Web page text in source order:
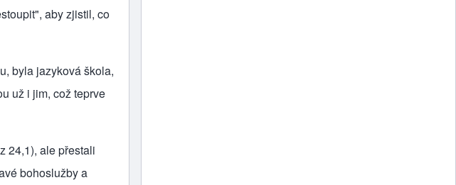
aby zjistil, co
byla jazyková škola,
už i jim, což teprve
24,1), ale přestali
bohoslužby a